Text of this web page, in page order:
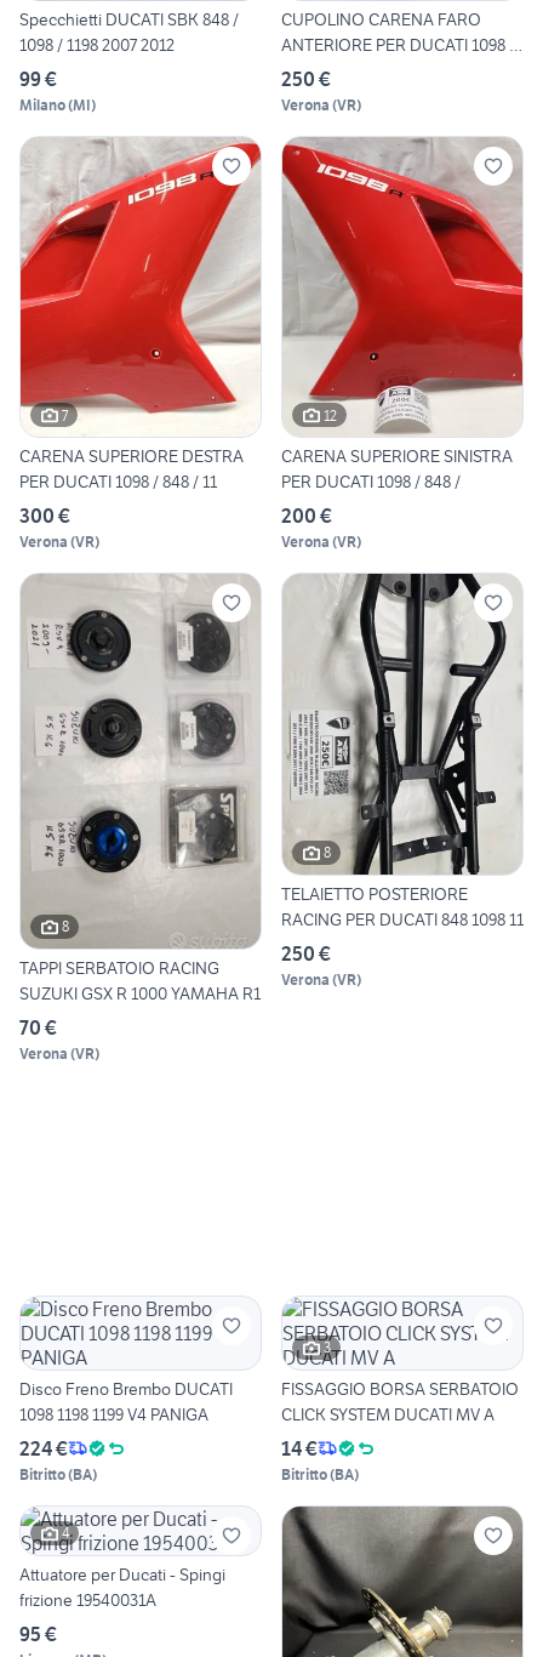
Specchietti DUCATI SBK 848 /
1098 / 1198 2007 2012
99 €
Milano(MI)
CUPOLINO CARENA FARO
ANTERIORE PER DUCATI 1098 /
8
250 €
Verona (VR)
7
CARENA SUPERIORE DESTRA
PER DUCATI 1098 / 848 / 11
300 €
Verona (VR)
12
CARENA SUPERIORE SINISTRA
PER DUCATI 1098 / 848 /
200 €
Verona (VR)
8
TAPPI SERBATOIO RACING
SUZUKI GSX R 1000 YAMAHA R1
70 €
Verona (VR)
8
TELAIETTO POSTERIORE
RACING PER DUCATI 848 1098 11
250 €
Verona (VR)
Disco Freno Brembo DUCATI
1098 1198 1199 V4 PANIGA
224 €
Bitritto(BA)
3
FISSAGGIO BORSA SERBATOIO
CLICK SYSTEM DUCATI MV A
14 €
Bitritto(BA)
4
Attuatore per Ducati - Spingi
frizione 19540031A
95 €